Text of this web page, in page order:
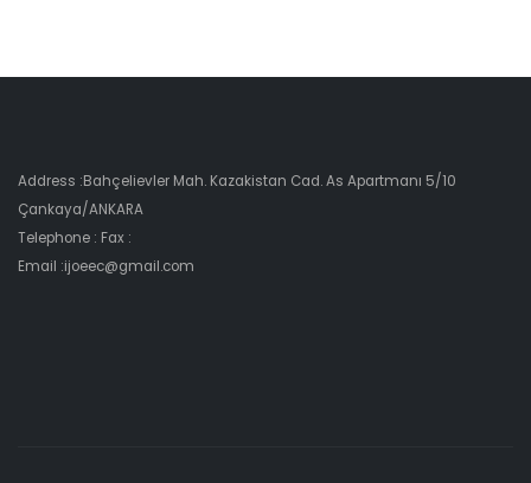
Address :Bahçelievler Mah. Kazakistan Cad. As Apartmanı 5/10
Çankaya/ANKARA
Telephone : Fax :
Email :ijoeec@gmail.com